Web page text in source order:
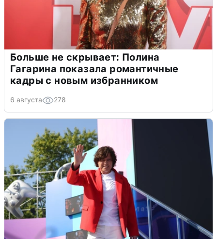
Больше не скрывает: Полина
Гагарина показала романтичные
кадры с новым избранником
6 августа 278